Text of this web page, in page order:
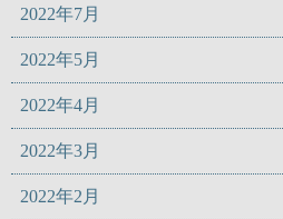
2022年7月
2022年5月
2022年4月
2022年3月
2022年2月